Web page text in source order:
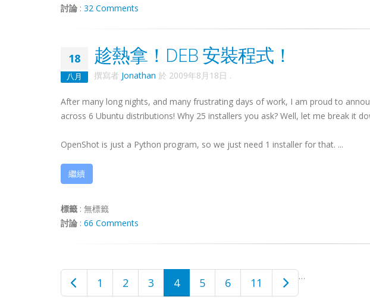
討論 : 32 Comments
18
八月
趁熱拿！DEB 安裝程式！
撰寫者 Jonathan 於 2009年8月18日 .
After many long nights, and many frustrating days of work, I am proud to
across 6 Ubuntu distributions! Why 25 installers you ask? Well, let me break it
OpenShot is just a Python program, so we just need 1 installer for that. ...
繼續
標籤 : 無標籤
討論 : 66 Comments
1 2 3 4 5 6 …
11